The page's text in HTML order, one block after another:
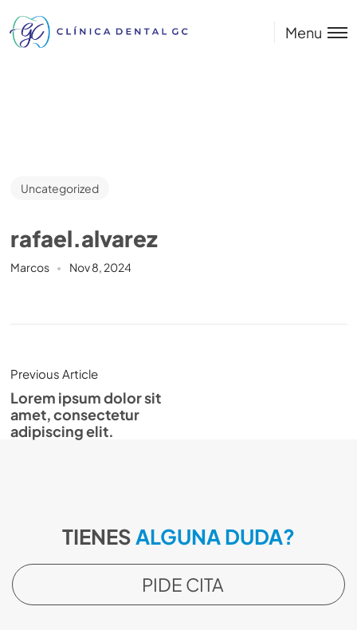
Menu
Uncategorized
rafael.alvarez
Marcos Nov 8, 2024
Previous Article
Lorem ipsum dolor sit
amet, consectetur
adipiscing elit.
TIENESALGUNA DUDA?
PIDE CITA